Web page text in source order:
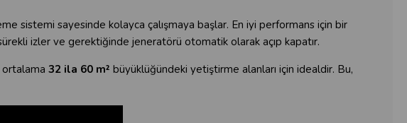
sistemi sayesinde kolayca çalışmaya başlar. En iyi performans için bir
izler ve gerektiğinde jeneratörü otomatik olarak açıp kapatır.
32 ila 60 m² büyüklüğündeki yetiştirme alanları için idealdir. Bu,